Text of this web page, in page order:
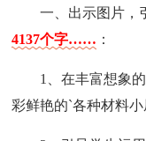
一、出示图片，
4137个字…… ：
1、在丰富想象
彩鲜艳的`各种材料小